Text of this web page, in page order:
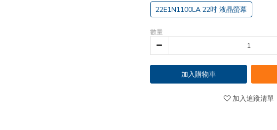
22E1N1100LA 22吋 液晶螢幕
數量
加入購物車
加入追蹤清單